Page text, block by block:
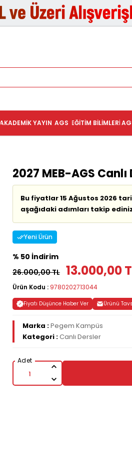
EĞITIM BILIMLERI
AGS
AKADEMIK YAYIN
2027 MEB-AGS
Bu fiyatlar 15 Ağustos 2026
aşağıdaki adımları takip
Yeni Ürün
% 50 İndirim
26.000,00 TL
13.000,00
Ürün Kodu : 9780202713044
Fiyatı Düşünce Haber Ver Ürünü
Marka :Pegem Kampüs
Kategori :Canlı Dersler